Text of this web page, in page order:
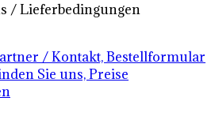
/ Lieferbedingungen
/ Kontakt, Bestellformular
Sie uns, Preise